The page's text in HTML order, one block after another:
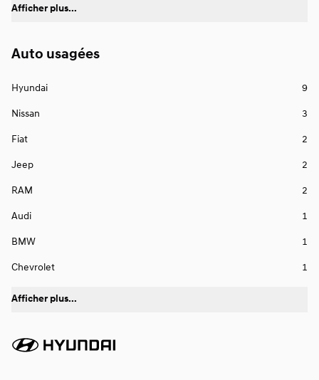
Afficher plus...
Auto usagées
Hyundai 9
Nissan 3
Fiat 2
Jeep 2
RAM 2
Audi 1
BMW 1
Chevrolet 1
Afficher plus...